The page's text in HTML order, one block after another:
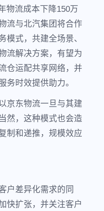
物流成本下降150万
流与北汽集团将合作
模式，共建全场景、
流解决方案，有望为
仓运配共享网络，并
务时效提供助力。
京东物流一旦与其建
然，这种模式也会造
制和递推，规模效应
户差异化需求的同
快扩张，并关注客户